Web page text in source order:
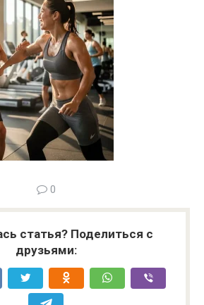
0
статья? Поделиться с
друзьями: